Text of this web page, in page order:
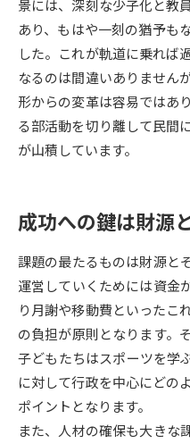
SELFBRAND特集ページ
オープンキャンパスなどを
オープンキャンパス検索
受験準備
志望校・出願校を調べる
併願校選び
先輩が入学を決めた理由
景には、深刻な少子化と教
あり、もはや一刻の猶予も
した。これが軌道に乗れば
なるのは間違いありません
形からの変革は容易ではあ
る部活動を切り離して民間
が山積しています。
成功への鍵は財源
課題の最たるものは財源と
運営していくためには資金
り月謝や移動費といったこ
の負担が原則となります。
子どもたちはスポーツを学
に対して行政を中心にどの
ポイントとなります。
また、人材の確保も大きな